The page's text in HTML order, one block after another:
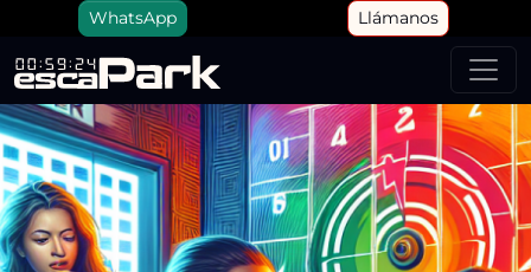
WhatsApp Llámanos